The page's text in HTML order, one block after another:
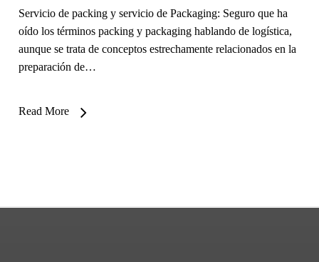
Servicio de packing y servicio de Packaging: Seguro que ha
oído los términos packing y packaging hablando de logística,
aunque se trata de conceptos estrechamente relacionados en la
preparación de…
Read More